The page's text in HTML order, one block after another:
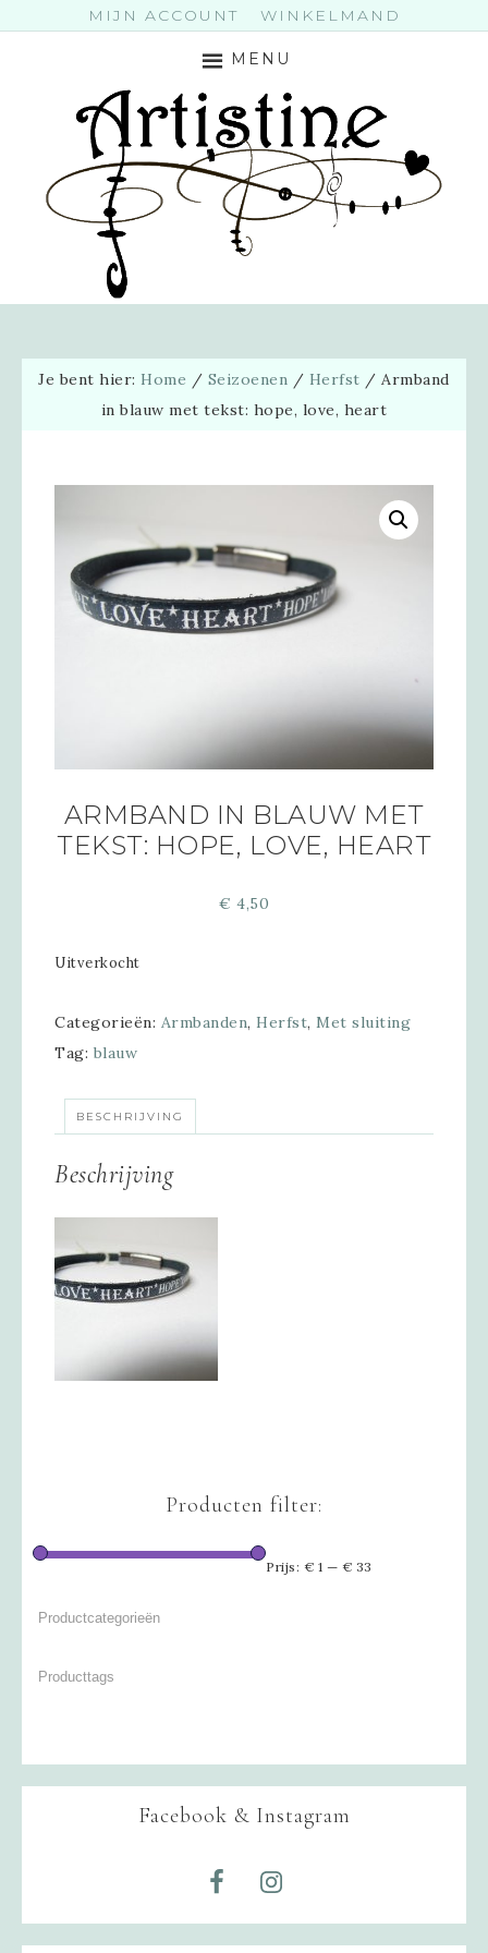
MIJN ACCOUNT WINKELMAND
MENU
Je bent hier: Home / Seizoenen / Herfst / Armband
in blauw met tekst: hope, love, heart
ARMBAND IN BLAUW MET
TEKST: HOPE, LOVE, HEART
€ 4,50
Uitverkocht
Categorieën: Armbanden, Herfst, Met sluiting
Tag: blauw
BESCHRIJVING
Beschrijving
Producten filter:
Prijs: € 1 — € 33
Facebook & Instagram